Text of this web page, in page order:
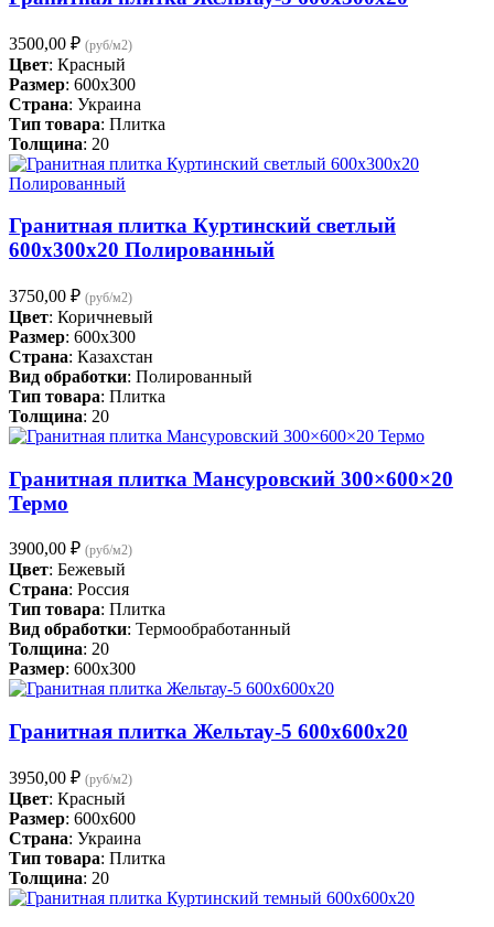
3500,00 ₽ (руб/м2)
Цвет: Красный
Размер: 600x300
Страна: Украина
Тип товара: Плитка
Толщина: 20
Гранитная плитка Куртинский светлый
600х300х20 Полированный
3750,00 ₽ (руб/м2)
Цвет: Коричневый
Размер: 600x300
Страна: Казахстан
Вид обработки: Полированный
Тип товара: Плитка
Толщина: 20
Гранитная плитка Мансуровский 300×600×20
Термо
3900,00 ₽ (руб/м2)
Цвет: Бежевый
Страна: Россия
Тип товара: Плитка
Вид обработки: Термообработанный
Толщина: 20
Размер: 600x300
Гранитная плитка Жельтау-5 600х600х20
3950,00 ₽ (руб/м2)
Цвет: Красный
Размер: 600x600
Страна: Украина
Тип товара: Плитка
Толщина: 20